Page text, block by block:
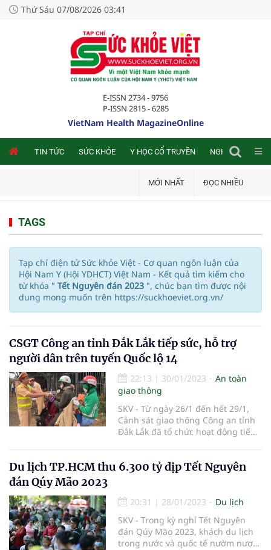
Thứ Sáu 07/08/2026 03:41
E-ISSN 2734 - 9756
P-ISSN 2815 - 6285
VietNam Health MagazineOnline
TIN TỨC SỨC KHỎE Y HỌC CỔ TRUYỀN NGHIÊN CỨU
MỚI NHẤT ĐỌC NHIỀU
TAGS
Tạp chí điện tử Sức khỏe Việt - Cơ quan ngôn luận của
Hội Nam Y (Hội YDHCT) Việt Nam - Kết quả tìm kiếm cho
từ khóa " Tết Nguyên đán 2023 ", chúc bạn tìm được nội
dung mong muốn trên https://suckhoeviet.org.vn/
CSGT Công an tỉnh Đắk Lắk tiếp sức, hỗ trợ
người dân trên tuyến Quốc lộ 14
22:13 | 30/01/2023
An toàn
giao thông
SKV - Từ ngày 26/1 đến hết 29/1,
Cảnh sát giao thông Công an tỉnh
Đắk Lắk đã tổ chức hoạt động tiếp
thành phố phía nam làm việc, công
Du lịch TP.HCM thu 6.300 tỷ dịp Tết Nguyên
đán Qúy Mão 2023
20:31 | 28/01/2023
Du lịch
SKV - Trong kỳ nghỉ Tết Nguyên
đán Qúy Mão 2023, khách du lịch
trong nước và quốc tế nườm nượp